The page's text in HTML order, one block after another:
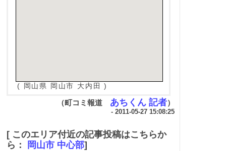
( 岡山県 岡山市 大内田 )
（町コミ報道 あちくん 記者）
- 2011-05-27 15:08:25
[ このエリア付近の記事投稿はこちらか
ら：
岡山市 中心部]